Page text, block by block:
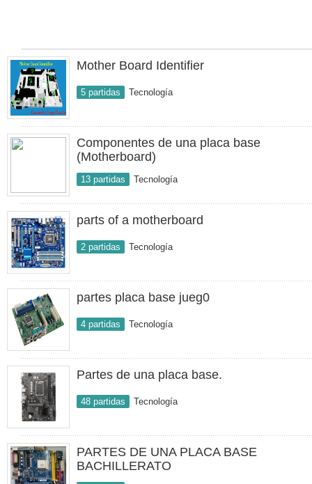
Mother Board Identifier
5 partidas Tecnología
Componentes de una placa base
(Motherboard)
13 partidas Tecnología
parts of a motherboard
2 partidas Tecnología
partes placa base jueg0
4 partidas Tecnología
Partes de una placa base.
48 partidas Tecnología
PARTES DE UNA PLACA BASE
BACHILLERATO